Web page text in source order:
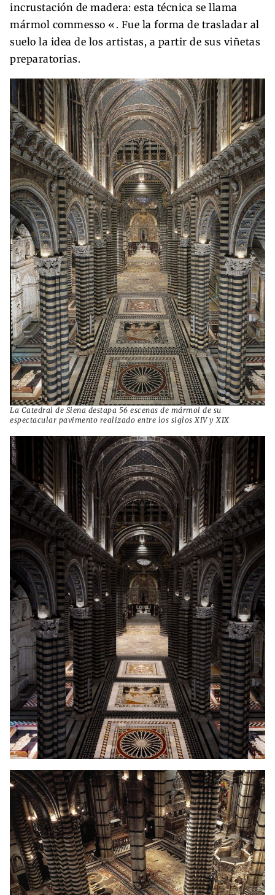
incrustación de madera: esta técnica se llama
mármol commesso «. Fue la forma de trasladar al
suelo la idea de los artistas, a partir de sus viñetas
preparatorias.
La Catedral de Siena destapa 56 escenas de mármol de su
espectacular pavimento realizado entre los siglos XIV y XIX